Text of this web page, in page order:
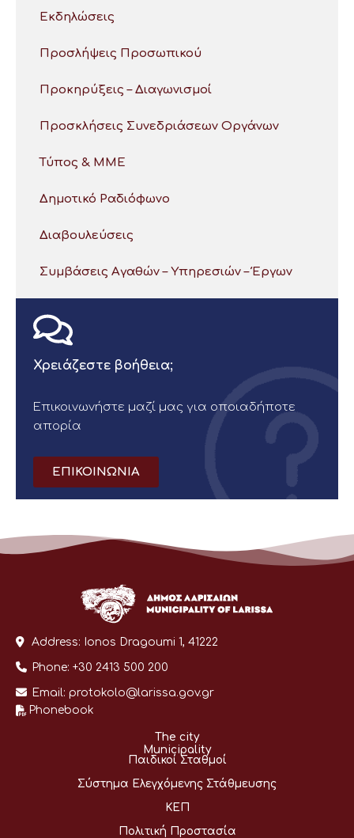
Εκδηλώσεις
Προσλήψεις Προσωπικού
Προκηρύξεις – Διαγωνισμοί
Προσκλήσεις Συνεδριάσεων Οργάνων
Τύπος & ΜΜΕ
Δημοτικό Ραδιόφωνο
Διαβουλεύσεις
Συμβάσεις Αγαθών – Υπηρεσιών – Έργων
Χρειάζεστε βοήθεια;
Επικοινωνήστε μαζί μας για οποιαδήποτε
απορία
ΕΠΙΚΟΙΝΩΝΙΑ
Address: Ionos Dragoumi 1, 41222
Phone: +30 2413 500 200
Email: protokolo@larissa.gov.gr
Phonebook
The city
Municipality
Παιδικοί Σταθμοί
Σύστημα Ελεγχόμενης Στάθμευσης
ΚΕΠ
Πολιτική Προστασία